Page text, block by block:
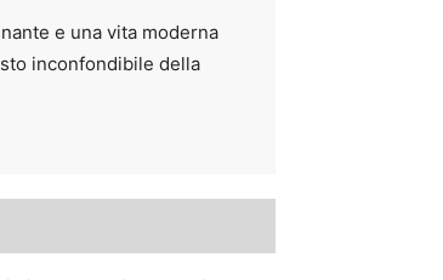
e una vita moderna
inconfondibile della